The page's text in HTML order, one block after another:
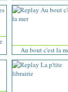
Au bout c'est la